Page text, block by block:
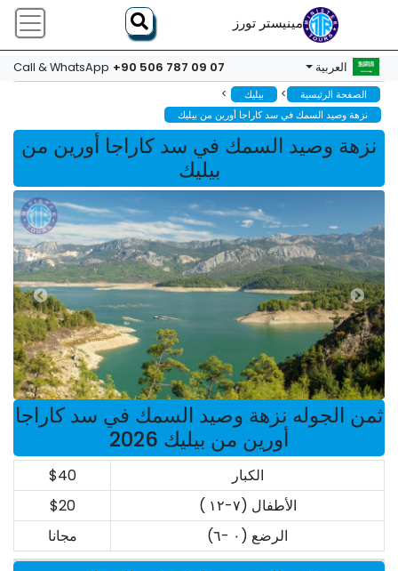
مينيستر تورز
العربية Call & WhatsApp +90 506 787 09 07
الصفحة الرئيسية > بيليك >
نزهة وصيد السمك في سد كاراجا أورين من بيليك
نزهة وصيد السمك في سد كاراجا أورين من
بيليك
ثمن الجوله نزهة وصيد السمك في سد كاراجا
أورين من بيليك 2026
الكبار
$40
الأطفال (٧-١٢ )
$20
الرضع (٠ -٦)
مجانا